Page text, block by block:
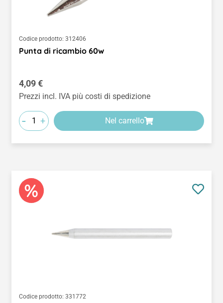
Codice prodotto: 312406
Punta di ricambio 60w
Prezzo normale:
4,09 €
Prezzi incl. IVA più costi di spedizione
- + Nel carrello
Codice prodotto: 331772